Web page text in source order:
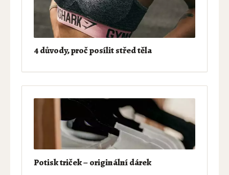
4 důvody, proč posílit střed těla
Potisk triček – originální dárek